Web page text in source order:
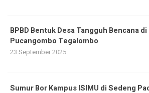
BPBD Bentuk Desa Tangguh Bencana di
Pucangombo Tegalombo
23 September 2025
Sumur Bor Kampus ISIMU di Sedeng